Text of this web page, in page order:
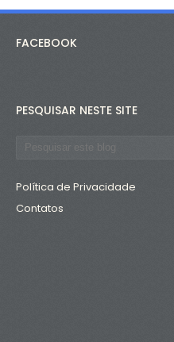
FACEBOOK
PESQUISAR NESTE SITE
Política de Privacidade
Contatos